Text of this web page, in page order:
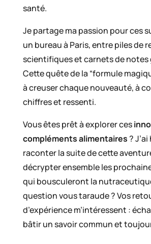
santé.
Je partage ma passion pour ces
un bureau à Paris, entre piles de
scientifiques et carnets de notes
Cette quête de la “formule
à creuser chaque nouveauté, à
chiffres et ressenti.
Vous êtes prêt à explorer ces
compléments alimentaires ?
raconter la suite de cette
décrypter ensemble les
qui bousculeront la
question vous taraude ? Vos
d’expérience m’intéressent :
bâtir un savoir commun et